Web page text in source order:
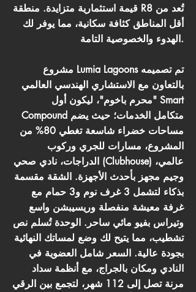
قيمة استثمارية متزايدة. منطقة R8 تُعد من
أقل المناطق كثافة سكانية، مما يوفر لك
الهدوء والخصوصية التامة.
مشروع Lumia Lagoons تم تصميمه
بالتعاون مع الاستشاري الهندسي العالمي
"محرم باخوم"، ليكون أول Smart
Compound متكامل الخدمات؛ حيث يضم
مساحات خضراء شاسعة تغطي 80% من
المشروع، مسارات للجري وركوب
الدراجات، نادي صحي (Clubhouse) عالمي،
وجيم مجهز بأحدث الأجهزة. الشقة مقسمة
بذكاء لتشمل 3 غرف نوم و3 حمام مع
غرفة معيشة منفصلة وريسيبشن واسع
وتيراس بفيو مائي ساحر. الوحدة تُسلم نص
تشطيب، مما يتيح لك وضع لمساتك النهائية
بجودة عالية. السعر شامل العضوية في
النادي ومكان بالجراج، مع أنظمة سداد
مرنة تصل إلى 112 شهر، لتجمع بين الرقي